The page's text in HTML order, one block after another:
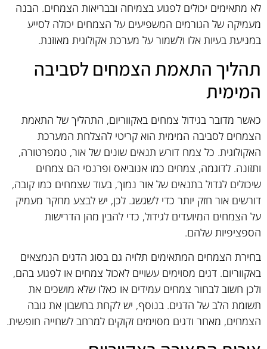
לא מתאימים יכולים לפגוע בצמיחה ובבריאות הצמחים. הבנה
מעמיקה של הגורמים המשפיעים על הצמחים יכולה לסייע
במניעת בעיות אלו ולשמור על מערכת אקולוגית מאוזנת.
תהליך התאמת הצמחים לסביבה
המימית
כאשר מדובר בגידול צמחים באקווריום, התהליך של התאמת
הצמחים לסביבה המימית הוא קריטי להצלחת המערכת
האקולוגית. כל צמח דורש תנאים שונים של אור, טמפרטורה,
ותזונה. לדוגמה, צמחים כמו אנוביאס ופרנסי הם צמחים
שיכולים לגדול בתנאים של אור נמוך, בעוד שצמחים כמו קובה,
דורשים אור חזק יותר כדי לשגשג. לכן, יש לבצע מחקר מעמיק
על הצמחים המיועדים לגידול, כדי להבין מהן הדרישות
הספציפיות שלהם.
בחירת הצמחים המתאימים תלויה גם בסוג הדגים הנמצאים
באקווריום. דגים מסוימים עשויים לאכול צמחים או לפגוע בהם,
ולכן חשוב לבחור צמחים עמידים או כאלו שלא מושכים את
תשומת הלב של הדגים. בנוסף, יש לקחת בחשבון את גובה
הצמחים, מאחר ודגים מסוימים זקוקים למרחב לשחייה חופשית.